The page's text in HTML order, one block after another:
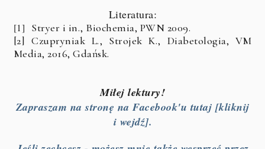
Literatura:
[1] Stryer i in., Biochemia, PWN 2009.
[2] Czupryniak L., Strojek K., Diabetologia, VM
Media, 2016, Gdańsk.
Miłej lektury!
Zapraszam na stronę na Facebook'u tutaj [kliknij
i wejdź].